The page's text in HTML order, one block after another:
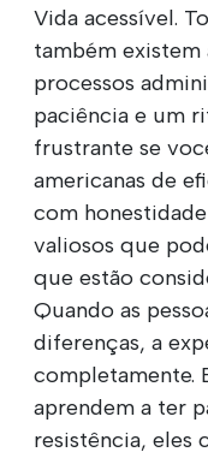
Vida acessível.
também existem
processos
paciência e um
frustrante se
americanas de
com
valiosos que
que estão
Quando as
diferenças, a
completamente.
aprendem a ter
resistência, eles